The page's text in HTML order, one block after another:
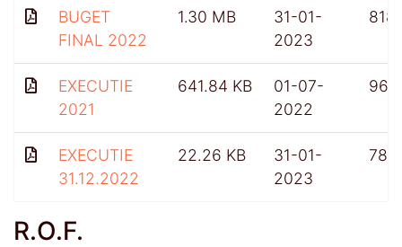
BUGET
FINAL 2022
1.30 MB
31-01-
2023
818
EXECUTIE
2021
641.84 KB
01-07-
2022
961
EXECUTIE
31.12.2022
22.26 KB
31-01-
2023
782
R.O.F.